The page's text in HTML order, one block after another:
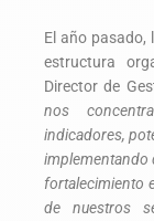
El año pasado,
estructura
Director de
nos
indicadores,
implementando
fortalecimiento
de nuestros